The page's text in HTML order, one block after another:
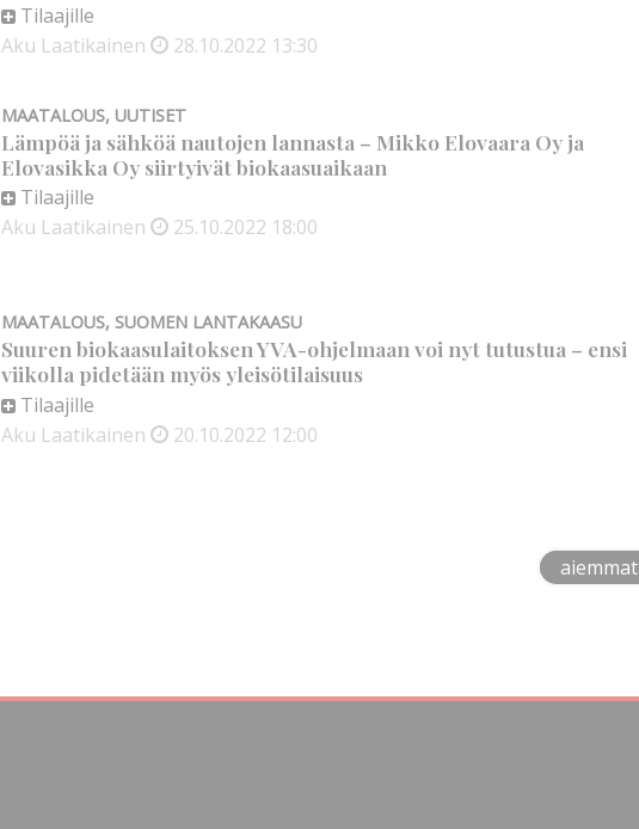
Tilaajille
Aku Laatikainen
28.10.2022 13:30
MAATALOUS, UUTISET
Lämpöä ja sähköä nautojen lannasta – Mikko Elovaara Oy ja
Elovasikka Oy siirtyivät biokaasuaikaan
Tilaajille
Aku Laatikainen
25.10.2022 18:00
MAATALOUS, SUOMEN LANTAKAASU
Suuren biokaasulaitoksen YVA-ohjelmaan voi nyt tutustua – ensi
viikolla pidetään myös yleisötilaisuus
Tilaajille
Aku Laatikainen
20.10.2022 12:00
aiemmat